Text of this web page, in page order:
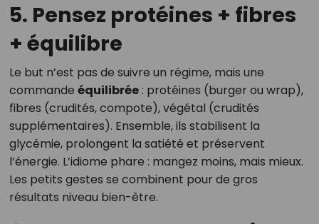
5. Pensez protéines + fibres
+ équilibre
Le but n’est pas de suivre un régime, mais une
commande équilibrée: protéines (burger ou wrap),
fibres (crudités, compote), végétal (crudités
supplémentaires). Ensemble, ils stabilisent la
glycémie, prolongent la satiété et préservent
l’énergie. L’idiome phare : mangez moins, mais mieux.
Les petits gestes se combinent pour de gros
résultats niveau bien-être.